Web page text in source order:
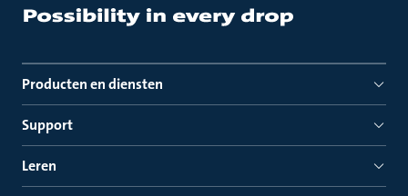
Producten en diensten
Support
Leren